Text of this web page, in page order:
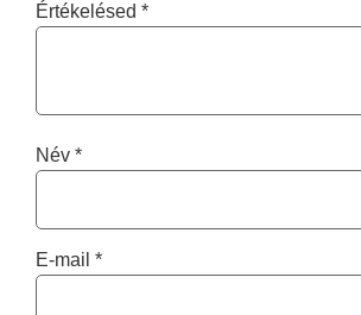
Értékelésed *
Név *
E-mail *